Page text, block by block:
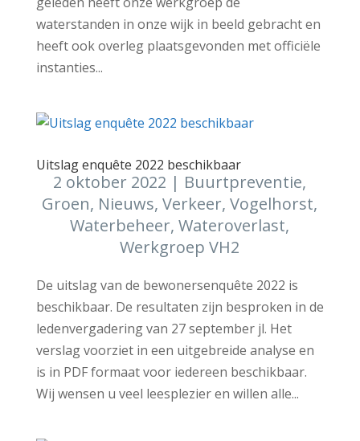
waterstanden in onze wijk in beeld gebracht en
heeft ook overleg plaatsgevonden met officiële
instanties...
Uitslag enquête 2022 beschikbaar
2 oktober 2022 | Buurtpreventie,
Groen, Nieuws,Verkeer,Vogelhorst,
Waterbeheer,Wateroverlast,
Werkgroep VH2
De uitslag van de bewonersenquête 2022 is
beschikbaar. De resultaten zijn besproken in de
ledenvergadering van 27 september jl. Het
verslag voorziet in een uitgebreide analyse en
is in PDF formaat voor iedereen beschikbaar.
Wij wensen u veel leesplezier en willen alle...